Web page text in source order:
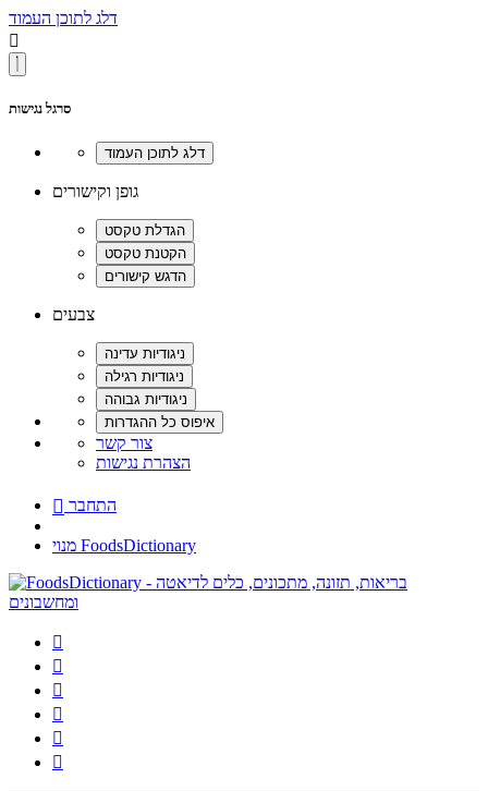
דלג לתוכן העמוד

סרגל נגישות
גופן וקישורים
צבעים
צור קשר
הצהרת נגישות
 התחבר
מנוי FoodsDictionary





